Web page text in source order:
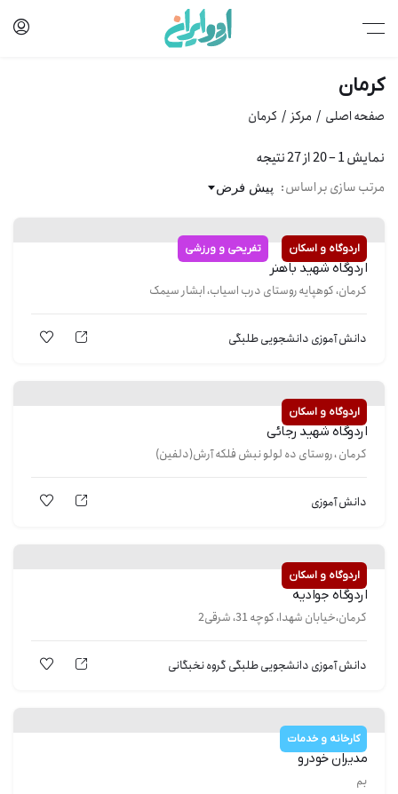
کرمان
صفحه اصلی مرکز کرمان
نمایش1
–
20از 27 نتیجه
مرتب سازی بر اساس: پیش فرض
اردوگاه و اسکان تفریحی و ورزشی
اردوگاه شهید باهنر
کرمان، کوهپایه روستای درب اسیاب، ابشار سیمک
دانش آموزیدانشجوییطلبگی
اردوگاه و اسکان
اردوگاه شهید رجائی
کرمان ، روستای ده لولو نبش فلکه آرش(دلفین)
دانش آموزی
اردوگاه و اسکان
اردوگاه جوادیه
کرمان،خیابان شهدا، کوچه 31، شرقی2
دانش آموزیدانشجوییطلبگیگروه نخبگانی
کارخانه و خدمات
مدیران خودرو
بم